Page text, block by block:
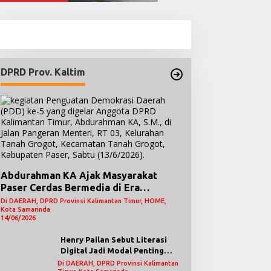
Ismail Paparkan Bahwa Empat
Kebangsaan Sangat Relevan
Samarinda Kecam
Dua Buku Karya Ari
Nugroho Hadir untuk
Menguatkan Kesadaran
DPRD Prov. Kaltim
Abdurahman KA Ajak Masyarakat
Paser Cerdas Bermedia di Era
Demokrasi Digital
Di DAERAH, DPRD Provinsi Kalimantan Timur, HOME,
Kota Samarinda
14/06/2026
Henry Pailan Sebut Literasi
Digital Jadi Modal Penting
Wujudkan Demokrasi yang
Di DAERAH, DPRD Provinsi Kalimantan